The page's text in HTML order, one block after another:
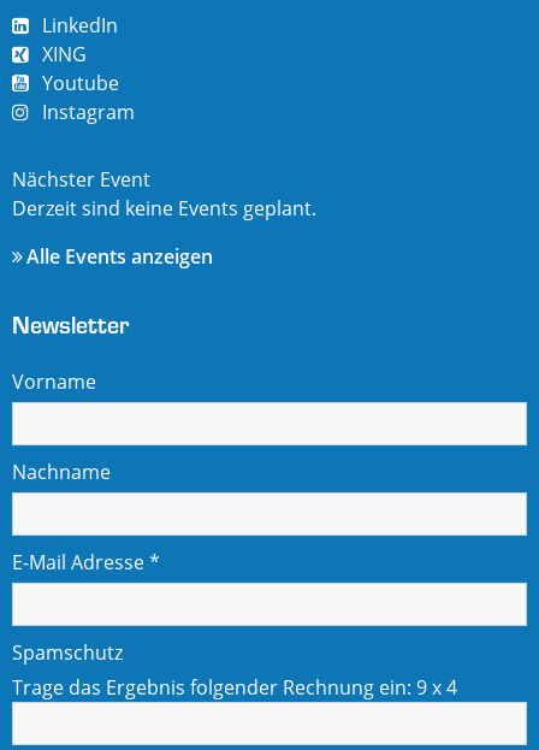
LinkedIn
XING
Youtube
Instagram
Nächster Event
Derzeit sind keine Events geplant.
Alle Events anzeigen
Newsletter
Vorname
Nachname
E-Mail Adresse*
Spamschutz
Trage das Ergebnis folgender Rechnung ein: 9 x 4